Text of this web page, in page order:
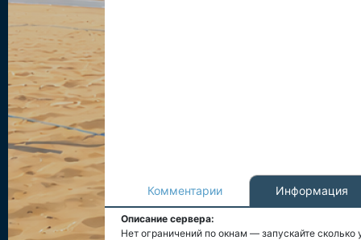
Комментарии Информация
Описание сервера:
Нет ограничений по окнам — запускайте сколько